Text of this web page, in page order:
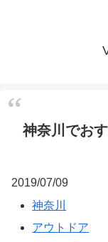
神奈川でお
2019/07/09
神奈川
アウトドア